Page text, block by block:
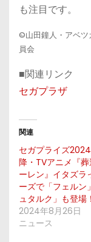
も注目です。
©山田鐘人・アベツ
員会
■関連リンク
セガプラザ
関連
セガプライズ
降・TVアニメ『葬
ーレン』イタズラ
ーズで「フェルン
ュタルク」も登場！
2024年8月26日
ニュース